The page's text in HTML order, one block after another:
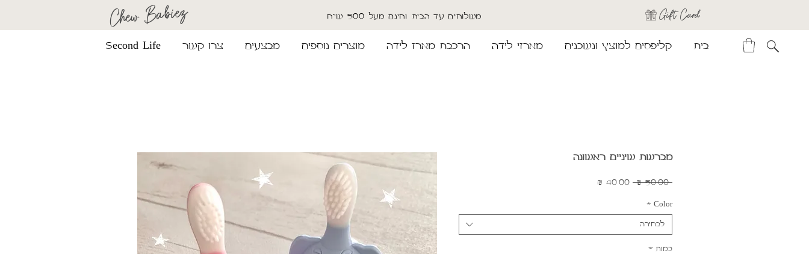
Chew Babiez משלוחים עד הבית וחינם מעל 500 ש"ח Gift Card
בית קליפסים למוצץ ונשכנים מארזי לידה הרכבת מארז לידה מוצרים נוספים מבצעים צרו קשר Second Life
מברשת שיניים ראשונה
‏50.00 ‏₪
מחיר
Color
*
לבחירה
כמות *